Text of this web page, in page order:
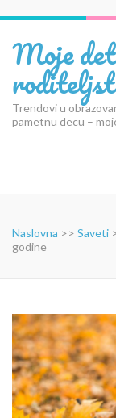
Moje
Trendovi u
pametnu decu –
Naslovna >> Saveti
godine